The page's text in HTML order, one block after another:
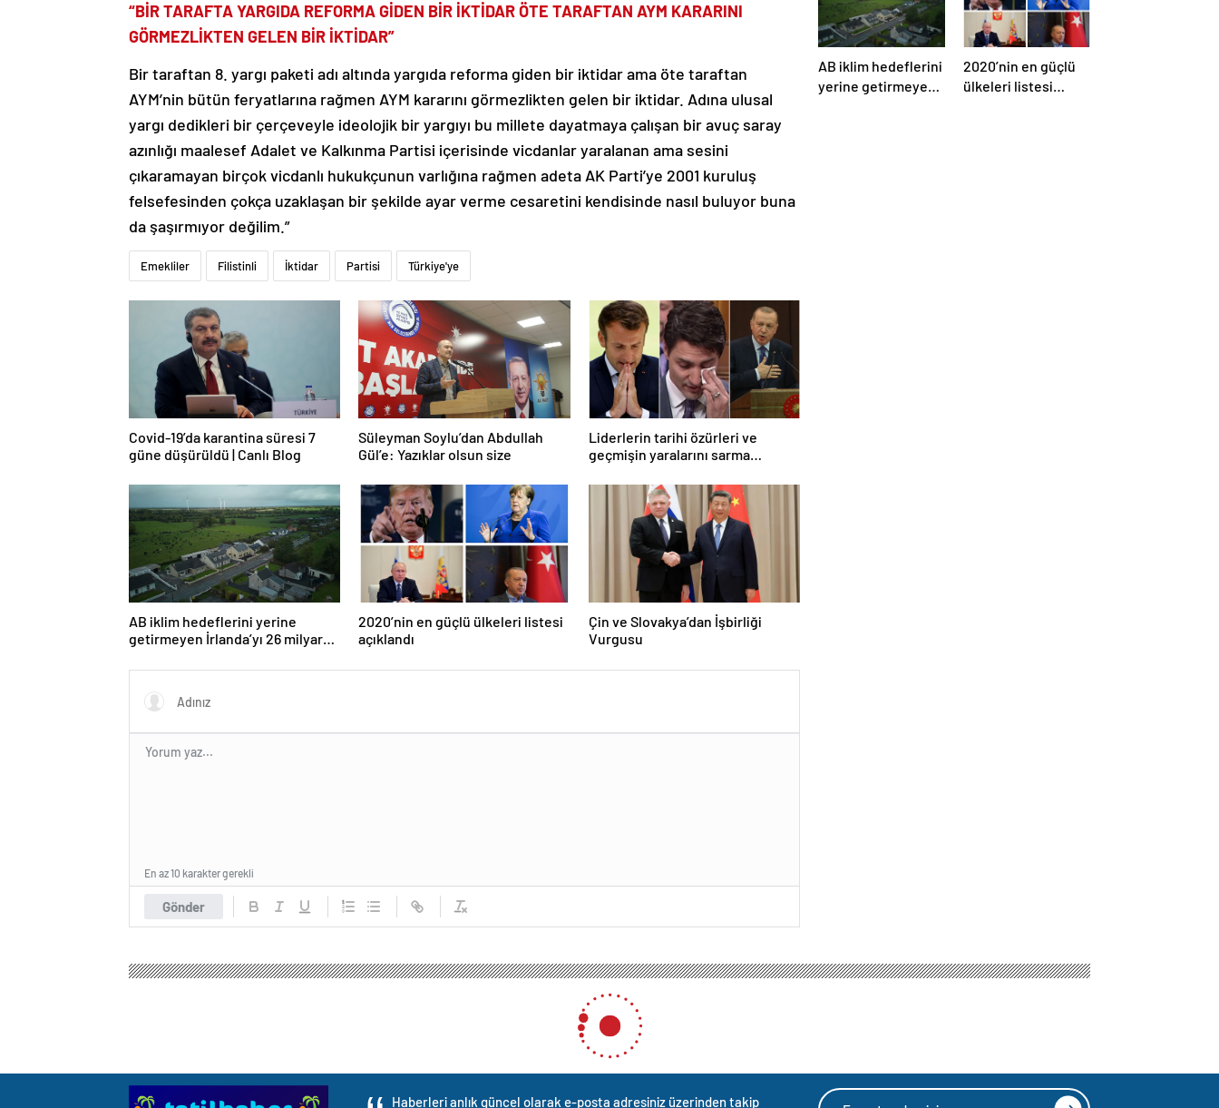
“BİR TARAFTA YARGIDA REFORMA GİDEN BİR İKTİDAR ÖTE TARAFTAN AYM KARARINI
GÖRMEZLİKTEN GELEN BİR İKTİDAR”
Bir taraftan 8. yargı paketi adı altında yargıda reforma giden bir iktidar ama öte taraftan
AYM’nin bütün feryatlarına rağmen AYM kararını görmezlikten gelen bir iktidar. Adına ulusal
yargı dedikleri bir çerçeveyle ideolojik bir yargıyı bu millete dayatmaya çalışan bir avuç saray
azınlığı maalesef Adalet ve Kalkınma Partisi içerisinde vicdanlar yaralanan ama sesini
çıkaramayan birçok vicdanlı hukukçunun varlığına rağmen adeta AK Parti’ye 2001 kuruluş
felsefesinden çokça uzaklaşan bir şekilde ayar verme cesaretini kendisinde nasıl buluyor buna
da şaşırmıyor değilim.”
Emekliler Filistinli İktidar Partisi Türkiye'ye
Covid-19’da karantina süresi 7
güne düşürüldü | Canlı Blog
Süleyman Soylu’dan Abdullah
Gül’e: Yazıklar olsun size
Liderlerin tarihi özürleri ve
geçmişin yaralarını sarma
AB iklim hedeflerini yerine
getirmeyen İrlanda’yı 26 milyar
2020’nin en güçlü ülkeleri listesi
açıklandı
Çin ve Slovakya’dan İşbirliği
Vurgusu
Gönder
En az 10 karakter gerekli
AB iklim hedeflerini
yerine getirmeyen
2020’nin en güçlü
ülkeleri listesi
Haberleri anlık güncel olarak e-posta adresiniz üzerinden takip